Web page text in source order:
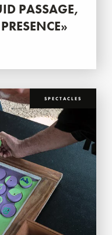
PASSAGE,
SPECTACLES